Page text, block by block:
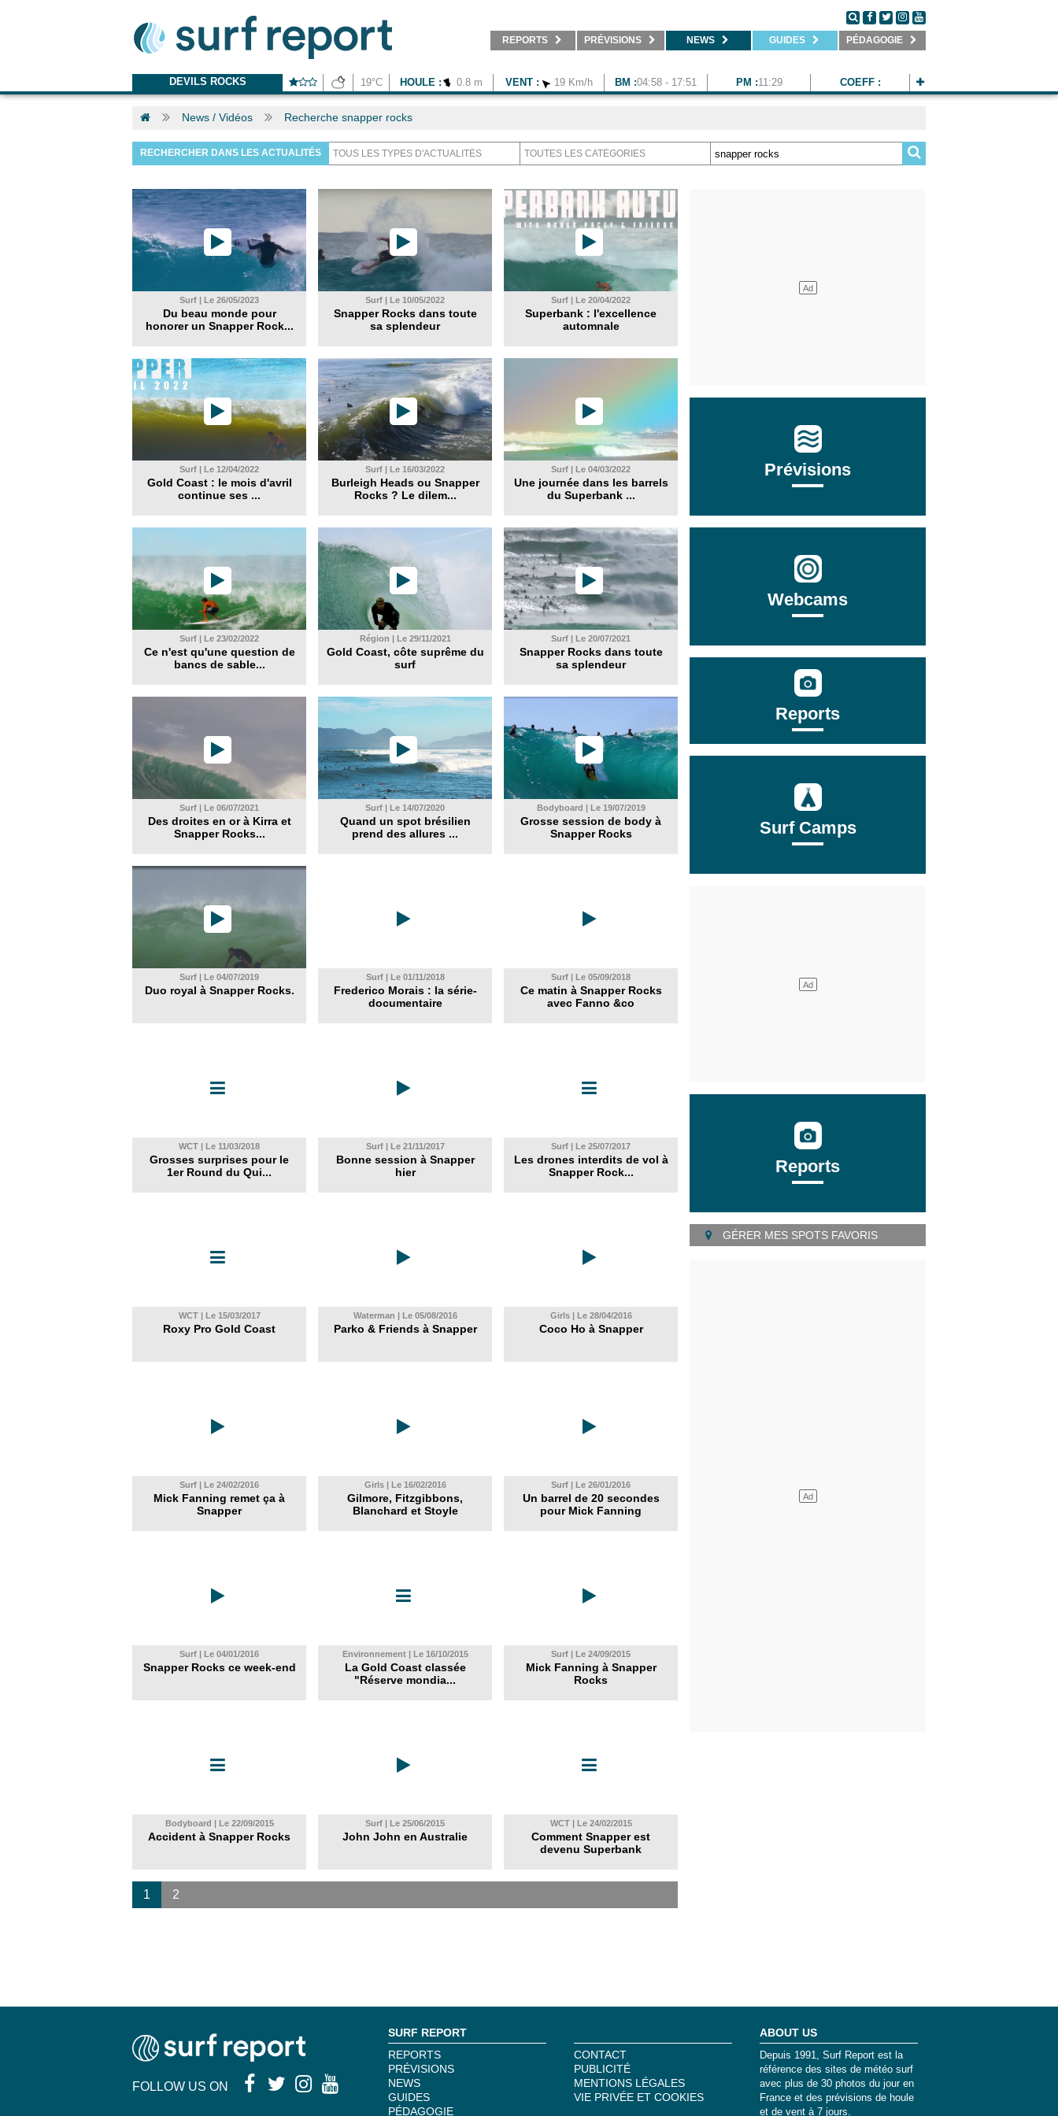
REPORTS PRÉVISIONS NEWS GUIDES PÉDAGOGIE
DEVILS ROCKS 19°C HOULE : 0.8 m VENT : 19 Km/h BM :04:58 - 17:51 PM :11:29 COEFF :
News / Vidéos Recherche snapper rocks
RECHERCHER DANS LES ACTUALITÉS
Surf | Le 26/05/2023
Du beau monde pour
honorer un Snapper Rock...
Surf | Le 10/05/2022
Snapper Rocks dans toute
sa splendeur
Surf | Le 20/04/2022
Superbank : l'excellence
automnale
Surf | Le 12/04/2022
Gold Coast : le mois d'avril
continue ses ...
Surf | Le 16/03/2022
Burleigh Heads ou Snapper
Rocks ? Le dilem...
Surf | Le 04/03/2022
Une journée dans les barrels
du Superbank ...
Surf | Le 23/02/2022
Ce n'est qu'une question de
bancs de sable...
Région | Le 29/11/2021
Gold Coast, côte suprême du
surf
Surf | Le 20/07/2021
Snapper Rocks dans toute
sa splendeur
Surf | Le 06/07/2021
Des droites en or à Kirra et
Snapper Rocks...
Surf | Le 14/07/2020
Quand un spot brésilien
prend des allures ...
Bodyboard | Le 19/07/2019
Grosse session de body à
Snapper Rocks
Surf | Le 04/07/2019
Duo royal à Snapper Rocks.
Surf | Le 01/11/2018
Frederico Morais : la série-
documentaire
Surf | Le 05/09/2018
Ce matin à Snapper Rocks
avec Fanno &co
WCT | Le 11/03/2018
Grosses surprises pour le
1er Round du Qui...
Surf | Le 21/11/2017
Bonne session à Snapper
hier
Surf | Le 25/07/2017
Les drones interdits de vol à
Snapper Rock...
WCT | Le 15/03/2017
Roxy Pro Gold Coast
Waterman | Le 05/08/2016
Parko & Friends à Snapper
Girls | Le 28/04/2016
Coco Ho à Snapper
Surf | Le 24/02/2016
Mick Fanning remet ça à
Snapper
Girls | Le 16/02/2016
Gilmore, Fitzgibbons,
Blanchard et Stoyle
Surf | Le 26/01/2016
Un barrel de 20 secondes
pour Mick Fanning
Surf | Le 04/01/2016
Snapper Rocks ce week-end
Environnement | Le 16/10/2015
La Gold Coast classée
"Réserve mondia...
Surf | Le 24/09/2015
Mick Fanning à Snapper
Rocks
Bodyboard | Le 22/09/2015
Accident à Snapper Rocks
Surf | Le 25/06/2015
John John en Australie
WCT | Le 24/02/2015
Comment Snapper est
devenu Superbank
1 2
Prévisions
Webcams
Reports
Surf Camps
Reports
GÉRER MES SPOTS FAVORIS
FOLLOW US ON
SURF REPORT
REPORTS
PRÉVISIONS
NEWS
GUIDES
PÉDAGOGIE
CONTACT
PUBLICITÉ
MENTIONS LÉGALES
VIE PRIVÉE ET COOKIES
ABOUT US
Depuis 1991, Surf Report est la
référence des sites de météo surf
avec plus de 30 photos du jour en
France et des prévisions de houle
et de vent à 7 jours.